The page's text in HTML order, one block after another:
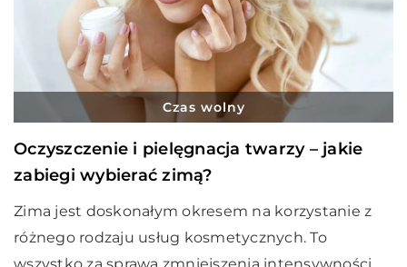
Czas wolny
Oczyszczenie i pielęgnacja twarzy – jakie
zabiegi wybierać zimą?
Zima jest doskonałym okresem na korzystanie z
różnego rodzaju usług kosmetycznych. To
wszystko za sprawą zmniejszenia intensywności